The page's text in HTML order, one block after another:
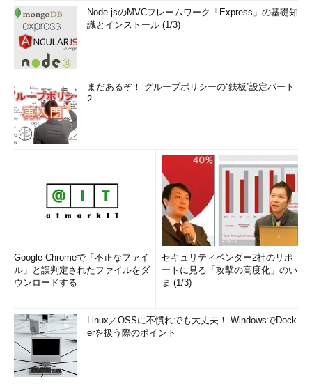
Node.jsのMVCフレームワーク「Express」の基礎知
識とインストール (1/3)
まだあるぞ！ グループポリシーの“鉄板”設定パート
2
Google Chromeで「不正なファイ
ル」と誤判定されたファイルをダ
ウンロードする
セキュリティベンダー2社のリポ
ートに見る「攻撃の高度化」のい
ま (1/3)
Linux／OSSに不慣れでも大丈夫！ WindowsでDock
erを扱う際のポイント